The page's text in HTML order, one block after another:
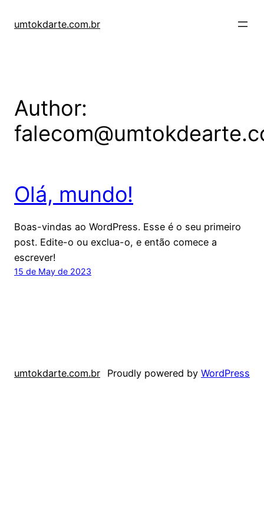
umtokdarte.com.br
Author:
Olá, mundo!
Boas-vindas ao WordPress. Esse é o seu primeiro
post. Edite-o ou exclua-o, e então comece a
escrever!
15 de May de 2023
umtokdarte.com.br Proudly powered by WordPress